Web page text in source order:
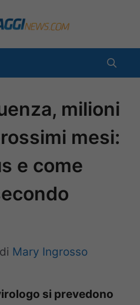
milioni
mesi:
e come
di Mary Ingrosso
si prevedono